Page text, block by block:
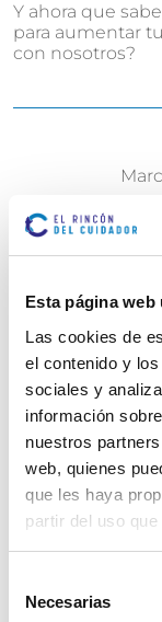
Esta página web
Las cookies de
el contenido y
sociales y
información
nuestros
web, quienes
que les haya
partir del uso
Necesarias
Y ahora que
para aumentar
con nosotros?